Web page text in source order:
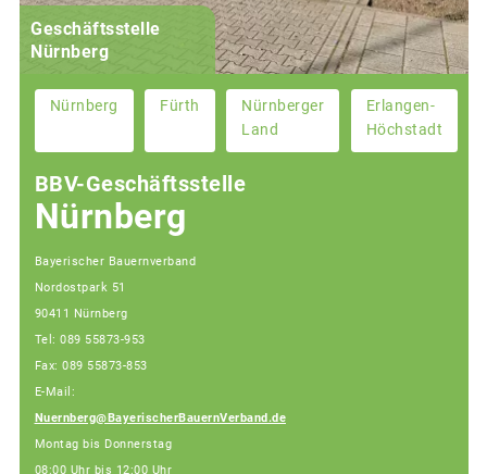
Geschäftsstelle
Nürnberg
Nürnberg Fürth
Nürnberger
Land
Erlangen-
Höchstadt
BBV-Geschäftsstelle
Nürnberg
Bayerischer Bauernverband
Nordostpark 51
90411 Nürnberg
Tel: 089 55873-953
Fax: 089 55873-853
E-Mail:
Nuernberg@BayerischerBauernVerband.de
Montag bis Donnerstag
08:00 Uhr bis 12:00 Uhr